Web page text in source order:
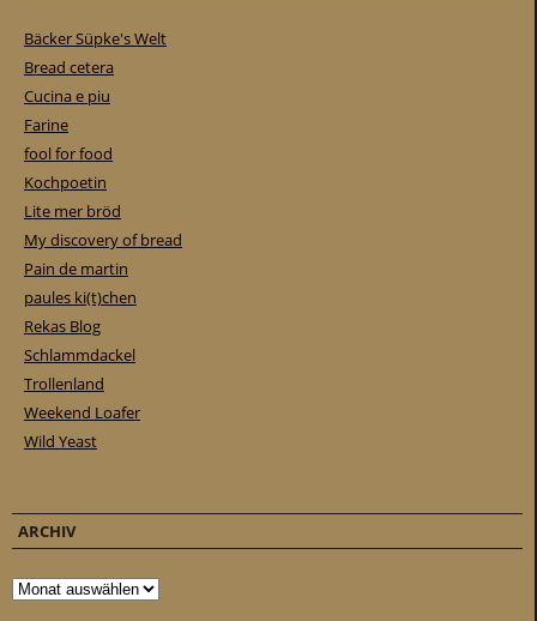
Bäcker Süpke's Welt
Bread cetera
Cucina e piu
Farine
fool for food
Kochpoetin
Lite mer bröd
My discovery of bread
Pain de martin
paules ki(t)chen
Rekas Blog
Schlammdackel
Trollenland
Weekend Loafer
Wild Yeast
ARCHIV
Archiv